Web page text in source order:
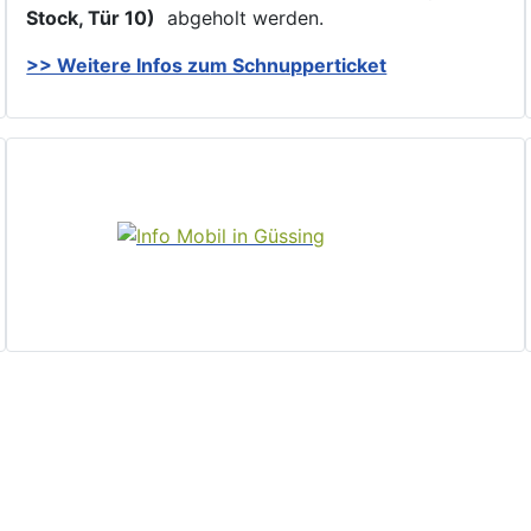
Stock, Tür 10) abgeholt werden.
>> Weitere Infos zum Schnupperticket